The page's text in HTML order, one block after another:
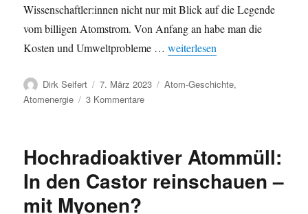
Wissenschaftler:innen nicht nur mit Blick auf die Legende
vom billigen Atomstrom. Von Anfang an habe man die
Kosten und Umweltprobleme …„DIW legt Studie vor:
weiterlesen
Autor
Dirk Seifert
Veröffentlicht
am
7. März 2023 Kategorien
Atom-Geschichte,
Atomenergie
3 Kommentarezu
vor:
ist
Hochradioaktiver Atommüll:
In den Castor reinschauen –
mit Myonen?